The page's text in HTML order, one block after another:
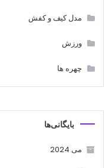
مدل کیف و کفش
ورزش
چهره ها
بایگانی‌ها
می 2024